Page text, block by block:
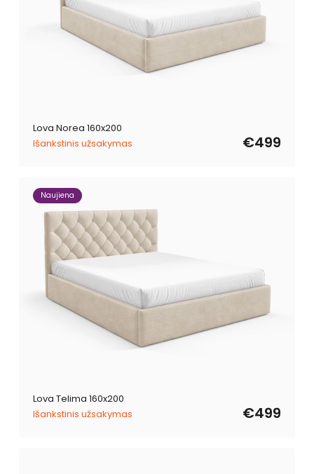
Lova Norea 160x200
Išankstinis užsakymas
€499
Naujiena
Lova Telima 160x200
Išankstinis užsakymas
€499